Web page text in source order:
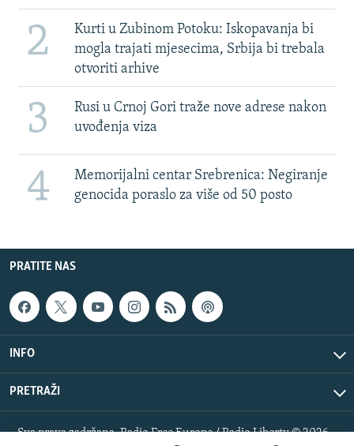
2
Kurti u Zubinom Potoku: Iskopavanja bi
mogla trajati mjesecima, Srbija bi trebala
otvoriti arhive
3
Rusi u Crnoj Gori traže nove adrese nakon
uvođenja viza
4
Memorijalni centar Srebrenica: Negiranje
genocida poraslo za više od 50 posto
PRATITE NAS
INFO
PRETRAŽI
Sva prava zadržana. Radio Free Europe / Radio Liberty © 2026